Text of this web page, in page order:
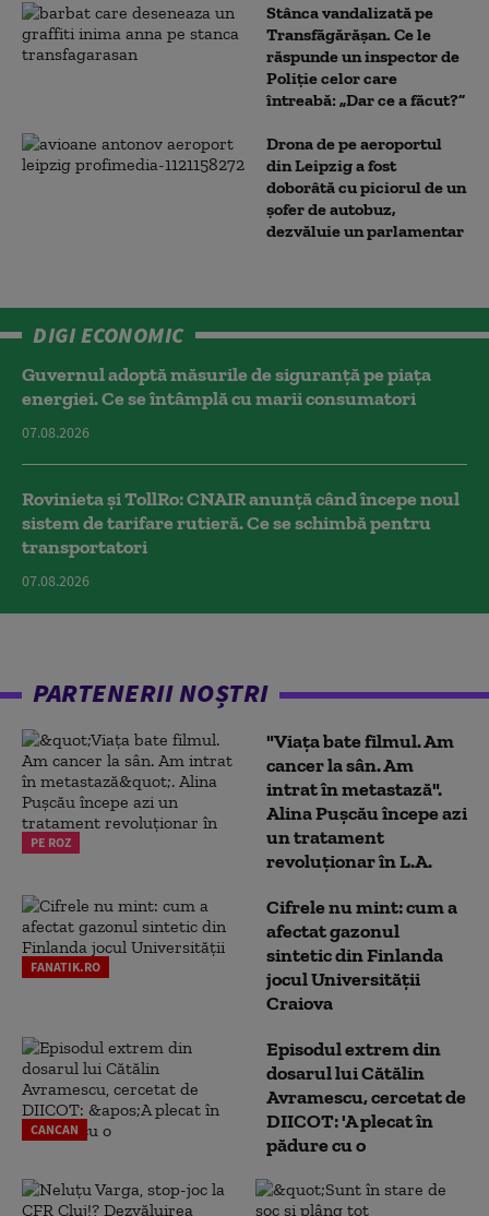
Stânca vandalizată pe
Transfăgărășan. Ce le
răspunde un inspector de
Poliție celor care
întreabă: „Dar ce a făcut?”
Drona de pe aeroportul
din Leipzig a fost
doborâtă cu piciorul de un
şofer de autobuz,
dezvăluie un parlamentar
DIGI ECONOMIC
Guvernul adoptă măsurile de siguranță pe piața
energiei. Ce se întâmplă cu marii consumatori
07.08.2026
Rovinieta și TollRo: CNAIR anunță când începe noul
sistem de tarifare rutieră. Ce se schimbă pentru
transportatori
07.08.2026
PARTENERII NOȘTRI
PE ROZ
"Viața bate filmul. Am
cancer la sân. Am
intrat în metastază".
Alina Pușcău începe azi
un tratament
revoluționar în L.A.
FANATIK.RO
Cifrele nu mint: cum a
afectat gazonul
sintetic din Finlanda
jocul Universității
Craiova
CANCAN
Episodul extrem din
dosarul lui Cătălin
Avramescu, cercetat de
DIICOT: 'A plecat în
pădure cu o